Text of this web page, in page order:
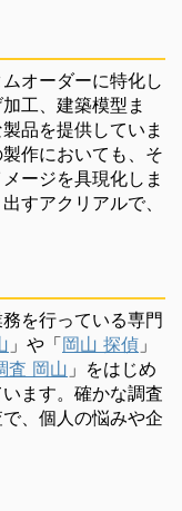
オーダーに特化し
工、建築模型ま
品を提供していま
製作においても、そ
ージを具現化しま
すアクリアルで、
を行っている専門
」や「岡山 探偵 」
査 岡山 」をはじめ
ます。確かな調査
、個人の悩みや企